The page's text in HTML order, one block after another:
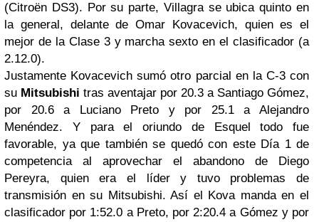
(Citroën DS3). Por su parte, Villagra se ubica quinto en
la general, delante de Omar Kovacevich, quien es el
mejor de la Clase 3 y marcha sexto en el clasificador (a
2.12.0).
Justamente Kovacevich sumó otro parcial en la C-3 con
su Mitsubishi tras aventajar por 20.3 a Santiago Gómez,
por 20.6 a Luciano Preto y por 25.1 a Alejandro
Menéndez. Y para el oriundo de Esquel todo fue
favorable, ya que también se quedó con este Día 1 de
competencia al aprovechar el abandono de Diego
Pereyra, quien era el líder y tuvo problemas de
transmisión en su Mitsubishi. Así el Kova manda en el
clasificador por 1:52.0 a Preto, por 2:20.4 a Gómez y por